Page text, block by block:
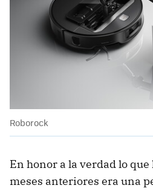
Roborock
En honor a la verdad lo
meses anteriores era una